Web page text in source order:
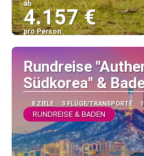
ab
4.157 €
pro Person
Sehen
Rundreise
Südkorea" &
8 ZIELE 3 FLÜGE/TRANSPORTE
RUNDREISE & BADEN